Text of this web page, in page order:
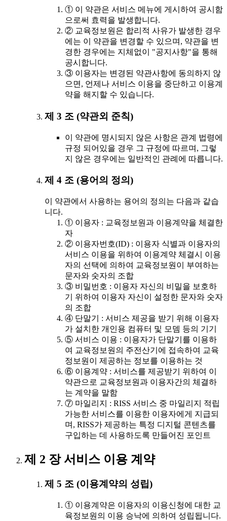
① 이 약관은 서비스 메뉴에 게시하여 공시함
으로써 효력을 발생합니다.
② 교육정보원은 합리적 사유가 발생한 경우
에는 이 약관을 변경할 수 있으며, 약관을 변
경한 경우에는 지체없이 "공지사항"을 통해
공시합니다.
③ 이용자는 변경된 약관사항에 동의하지 않
으면, 언제나 서비스 이용을 중단하고 이용계
약을 해지할 수 있습니다.
제 3 조 (약관외 준칙)
이 약관에 명시되지 않은 사항은 관계 법령에
규정 되어있을 경우 그 규정에 따르며, 그렇
지 않은 경우에는 일반적인 관례에 따릅니다.
제 4 조 (용어의 정의)
이 약관에서 사용하는 용어의 정의는 다음과 같습
니다.
① 이용자 : 교육정보원과 이용계약을 체결한
자
② 이용자번호(ID) : 이용자 식별과 이용자의
서비스 이용을 위하여 이용계약 체결시 이용
자의 선택에 의하여 교육정보원이 부여하는
문자와 숫자의 조합
③ 비밀번호 : 이용자 자신의 비밀을 보호하
기 위하여 이용자 자신이 설정한 문자와 숫자
의 조합
④ 단말기 : 서비스 제공을 받기 위해 이용자
가 설치한 개인용 컴퓨터 및 모뎀 등의 기기
⑤ 서비스 이용 : 이용자가 단말기를 이용하
여 교육정보원의 주전산기에 접속하여 교육
정보원이 제공하는 정보를 이용하는 것
⑥ 이용계약 : 서비스를 제공받기 위하여 이
약관으로 교육정보원과 이용자간의 체결하
는 계약을 말함
⑦ 마일리지 : RISS 서비스 중 마일리지 적립
가능한 서비스를 이용한 이용자에게 지급되
며, RISS가 제공하는 특정 디지털 콘텐츠를
구입하는 데 사용하도록 만들어진 포인트
제 2 장 서비스 이용 계약
제 5 조 (이용계약의 성립)
① 이용계약은 이용자의 이용신청에 대한 교
육정보원의 이용 승낙에 의하여 성립됩니다.